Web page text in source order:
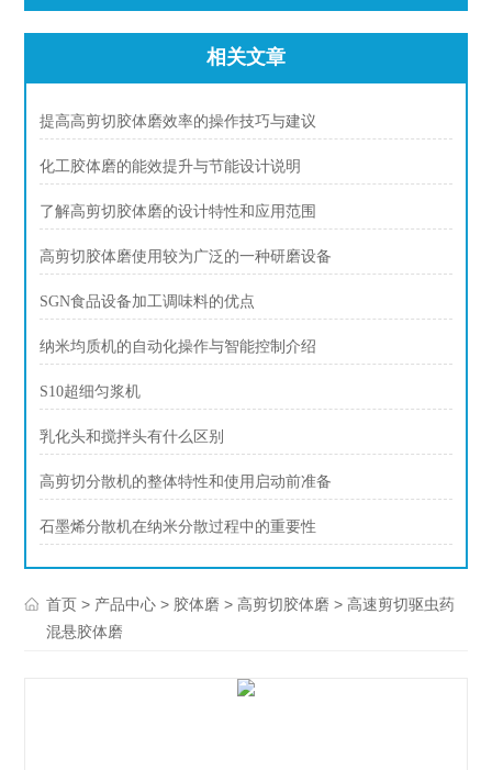
相关文章
提高高剪切胶体磨效率的操作技巧与建议
化工胶体磨的能效提升与节能设计说明
了解高剪切胶体磨的设计特性和应用范围
高剪切胶体磨使用较为广泛的一种研磨设备
SGN食品设备加工调味料的优点
纳米均质机的自动化操作与智能控制介绍
S10超细匀浆机
乳化头和搅拌头有什么区别
高剪切分散机的整体特性和使用启动前准备
石墨烯分散机在纳米分散过程中的重要性
首页 > 产品中心 > 胶体磨 >高剪切胶体磨 > 高速剪切驱虫药
混悬胶体磨